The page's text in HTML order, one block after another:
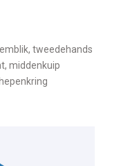
tweedehands
middenkuip